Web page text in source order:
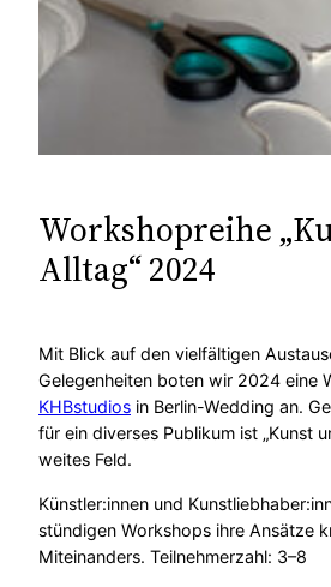
Workshopreihe
Alltag“ 2024
Mit Blick auf den vielfältigen
Gelegenheiten boten wir 2024 eine
KHBstudios in Berlin-Wedding an.
für ein diverses Publikum ist „Kunst
weites Feld.
Künstler:innen und
stündigen Workshops ihre Ansätze
Miteinanders. Teilnehmerzahl: 3–8